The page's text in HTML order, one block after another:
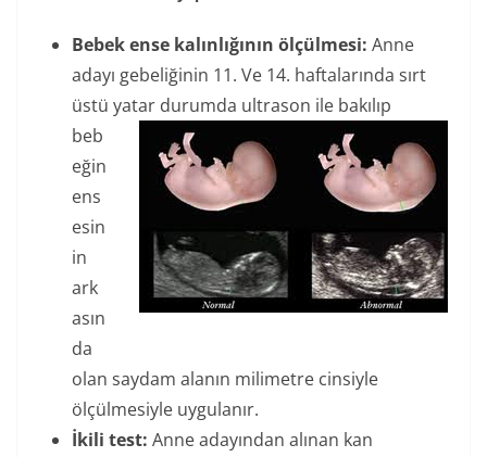
Bebek ense kalınlığının ölçülmesi: Anne
adayı gebeliğinin 11. Ve 14. haftalarında sırt
üstü yatar durumda ultrason ile bakılıp
beb
eğin
ens
esin
in
ark
asın
da
olan saydam alanın milimetre cinsiyle
ölçülmesiyle uygulanır.
İkili test: Anne adayından alınan kan